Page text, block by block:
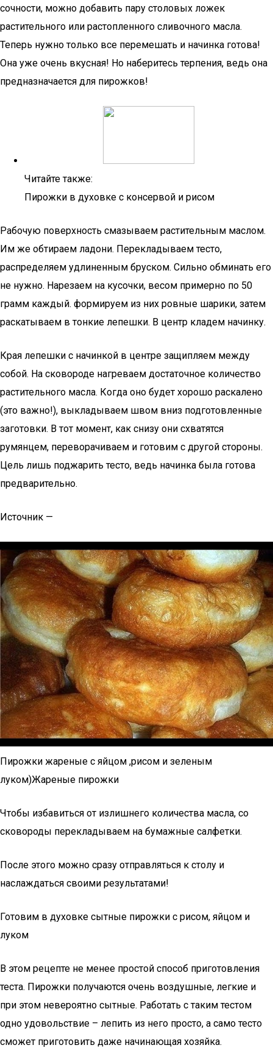
сочности, можно добавить пару столовых ложек
растительного или растопленного сливочного масла.
Теперь нужно только все перемешать и начинка готова!
Она уже очень вкусная! Но наберитесь терпения, ведь она
предназначается для пирожков!
Читайте также:
Пирожки в духовке с консервой и рисом
Рабочую поверхность смазываем растительным маслом.
Им же обтираем ладони. Перекладываем тесто,
распределяем удлиненным бруском. Сильно обминать его
не нужно. Нарезаем на кусочки, весом примерно по 50
грамм каждый. формируем из них ровные шарики, затем
раскатываем в тонкие лепешки. В центр кладем начинку.
Края лепешки с начинкой в центре защипляем между
собой. На сковороде нагреваем достаточное количество
растительного масла. Когда оно будет хорошо раскалено
(это важно!), выкладываем швом вниз подготовленные
заготовки. В тот момент, как снизу они схватятся
румянцем, переворачиваем и готовим с другой стороны.
Цель лишь поджарить тесто, ведь начинка была готова
предварительно.
Источник —
Пирожки жареные с яйцом ,рисом и зеленым
луком)Жареные пирожки
Чтобы избавиться от излишнего количества масла, со
сковороды перекладываем на бумажные салфетки.
После этого можно сразу отправляться к столу и
наслаждаться своими результатами!
Готовим в духовке сытные пирожки с рисом, яйцом и
луком
В этом рецепте не менее простой способ приготовления
теста. Пирожки получаются очень воздушные, легкие и
при этом невероятно сытные. Работать с таким тестом
одно удовольствие – лепить из него просто, а само тесто
сможет приготовить даже начинающая хозяйка.